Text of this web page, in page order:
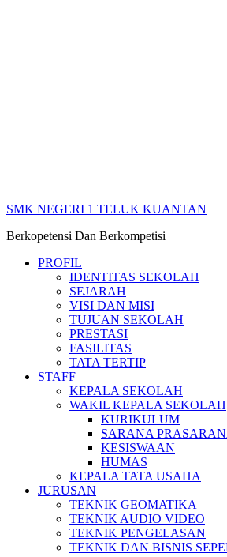
SMK NEGERI 1 TELUK KUANTAN
Berkopetensi Dan Berkompetisi
PROFIL
IDENTITAS SEKOLAH
SEJARAH
VISI DAN MISI
TUJUAN SEKOLAH
PRESTASI
FASILITAS
TATA TERTIP
STAFF
KEPALA SEKOLAH
WAKIL KEPALA SEKOLAH
KURIKULUM
SARANA
KESISWAAN
HUMAS
KEPALA TATA USAHA
JURUSAN
TEKNIK GEOMATIKA
TEKNIK AUDIO VIDEO
TEKNIK PENGELASAN
TEKNIK DAN BISNIS